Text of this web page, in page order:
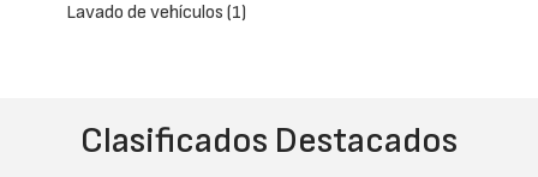
Lavado de vehículos (1)
Clasificados Destacados